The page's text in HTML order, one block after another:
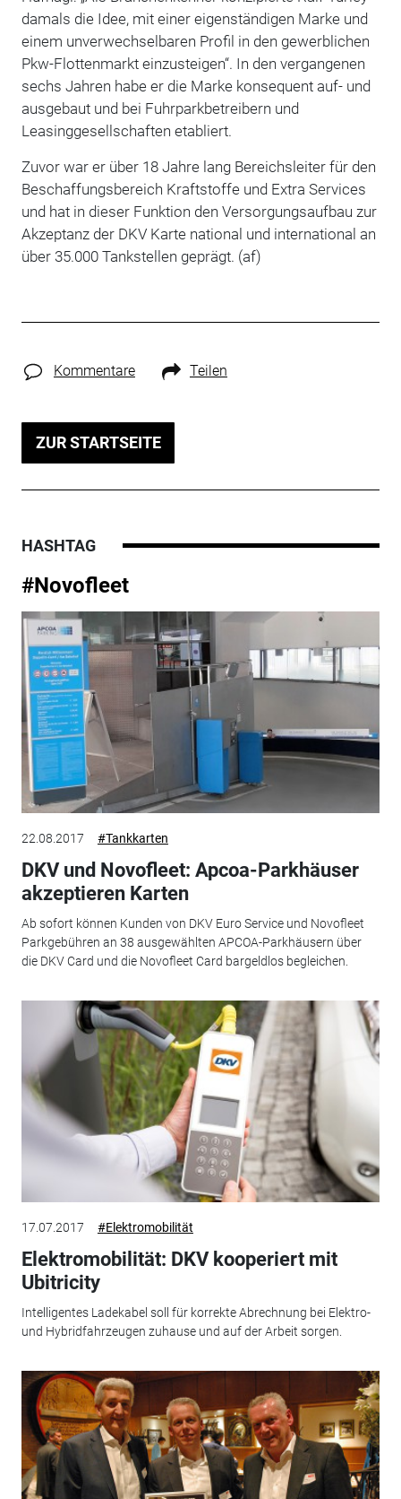
damals die Idee, mit einer eigenständigen Marke und
einem unverwechselbaren Profil in den gewerblichen
Pkw-Flottenmarkt einzusteigen“. In den vergangenen
sechs Jahren habe er die Marke konsequent auf- und
ausgebaut und bei Fuhrparkbetreibern und
Leasinggesellschaften etabliert.
Zuvor war er über 18 Jahre lang Bereichsleiter für den
Beschaffungsbereich Kraftstoffe und Extra Services
und hat in dieser Funktion den Versorgungsaufbau zur
Akzeptanz der DKV Karte national und international an
über 35.000 Tankstellen geprägt. (af)
Kommentare Teilen
ZUR STARTSEITE
HASHTAG
#Novofleet
22.08.2017 #Tankkarten
DKV und Novofleet: Apcoa-Parkhäuser
akzeptieren Karten
Ab sofort können Kunden von DKV Euro Service und Novofleet
Parkgebühren an 38 ausgewählten APCOA-Parkhäusern über
die DKV Card und die Novofleet Card bargeldlos begleichen.
17.07.2017 #Elektromobilität
Elektromobilität: DKV kooperiert mit
Ubitricity
Intelligentes Ladekabel soll für korrekte Abrechnung bei Elektro-
und Hybridfahrzeugen zuhause und auf der Arbeit sorgen.